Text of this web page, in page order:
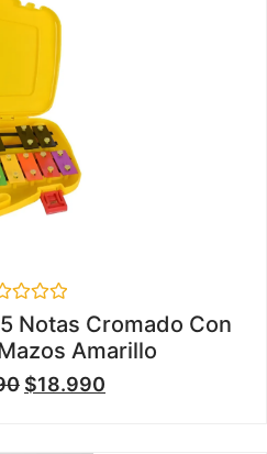
Notas Cromado Con
Amarillo
$18.990